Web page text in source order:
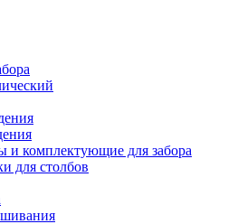
и комплектующие для забора
для столбов